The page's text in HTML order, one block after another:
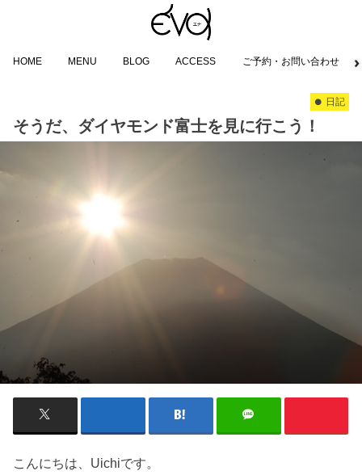
HOME MENU BLOG ACCESS ご予約・お問い合わせ
日記
そうだ、ダイヤモンド富士を見に行こう！
こんにちは、Uichiです。